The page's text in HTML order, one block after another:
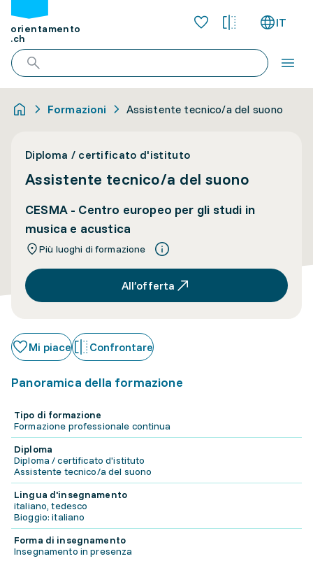
orientamento
.ch
IT
Formazioni Assistente tecnico/a del suono
Diploma / certificato d'istituto
Assistente tecnico/a del suono
CESMA - Centro europeo per gli studi in
musica e acustica
Più luoghi di formazione
All’offerta
Mi piace Confrontare
Panoramica della formazione
Tipo di formazione
Formazione professionale continua
Diploma
Diploma / certificato d'istituto
Assistente tecnico/a del suono
Lingua d'insegnamento
italiano, tedesco
Bioggio: italiano
Forma di insegnamento
Insegnamento in presenza